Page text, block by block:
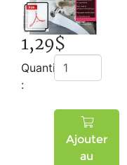
1,29$
Quantité
:
Ajouter
au